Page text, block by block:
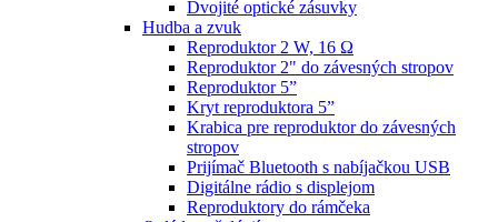
Dvojité optické zásuvky
Hudba a zvuk
Reproduktor 2 W, 16 Ω
Reproduktor 2" do závesných stropov
Reproduktor 5”
Kryt reproduktora 5”
Krabica pre reproduktor do závesných
stropov
Prijímač Bluetooth s nabíjačkou USB
Digitálne rádio s displejom
Reproduktory do rámčeka